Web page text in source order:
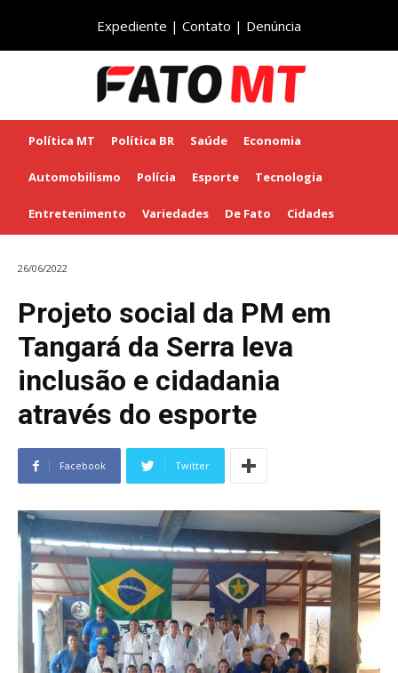
Expediente | Contato | Denúncia
Política MT Política BR Saúde Economia
Automobilismo Polícia Esporte Tecnologia
Entretenimento Variedades De Fato Cidades
26/06/2022
Projeto social da PM em
Tangará da Serra leva
inclusão e cidadania
através do esporte
Facebook Twitter